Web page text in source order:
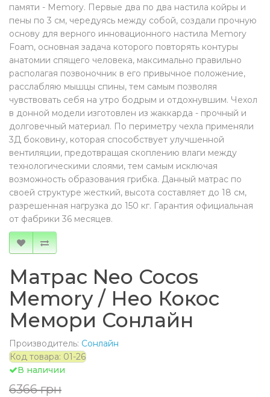
памяти - Memory. Первые два по два настила койры и
пены по 3 см, чередуясь между собой, создали прочную
основу для верного инновационного настила Memory
Foam, основная задача которого повторять контуры
анатомии спящего человека, максимально правильно
располагая позвоночник в его привычное положение,
расслабляю мышцы спины, тем самым позволяя
чувствовать себя на утро бодрым и отдохнувшим. Чехол
в донной модели изготовлен из жаккарда - прочный и
долговечный материал. По периметру чехла применяли
3Д боковину, которая способствует улучшенной
вентиляции, предотвращая скоплению влаги между
технологическими слоями, тем самым исключая
возможность образования грибка. Данный матрас по
своей структуре жесткий, высота составляет до 18 см,
разрешенная нагрузка до 150 кг. Гарантия официальная
от фабрики 36 месяцев.
Матрас Neo Cocos
Memory / Нео Кокос
Мемори Сонлайн
Производитель: Сонлайн
Код товара: 01-26
В наличии
6366 грн